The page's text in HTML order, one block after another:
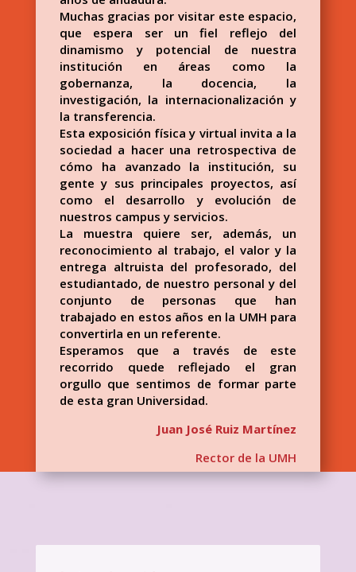
Muchas gracias por visitar este espacio,
que espera ser un fiel reflejo del
dinamismo y potencial de nuestra
institución en áreas como la
gobernanza, la docencia, la
investigación, la internacionalización y
la transferencia.
Esta exposición física y virtual invita a la
sociedad a hacer una retrospectiva de
cómo ha avanzado la institución, su
gente y sus principales proyectos, así
como el desarrollo y evolución de
nuestros campus y servicios.
La muestra quiere ser, además, un
reconocimiento al trabajo, el valor y la
entrega altruista del profesorado, del
estudiantado, de nuestro personal y del
conjunto de personas que han
trabajado en estos años en la UMH para
convertirla en un referente.
Esperamos que a través de este
recorrido quede reflejado el gran
orgullo que sentimos de formar parte
de esta gran Universidad.
Juan José Ruiz Martínez
Rector de la UMH